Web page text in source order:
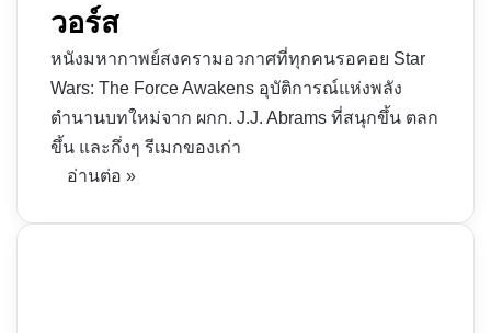
วอร์ส
หนังมหากาพย์สงครามอวกาศที่ทุกคนรอคอย Star
Wars: The Force Awakens อุบัติการณ์แห่งพลัง
ตำนานบทใหม่จาก ผกก. J.J. Abrams ที่สนุกขึ้น ตลก
ขึ้น และกึ่งๆ รีเมกของเก่า
อ่านต่อ »